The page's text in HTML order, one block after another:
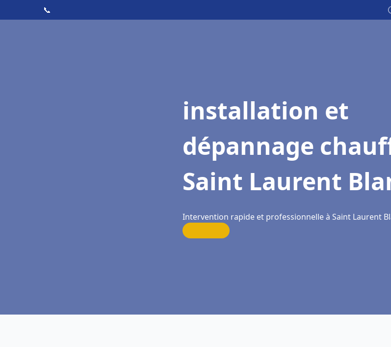
📞
installation et
dépannage
Saint Laurent
Intervention rapide et professionnelle à Saint Laurent